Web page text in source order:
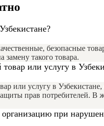
безопасные
замену такого товара.
или услугу в
или услугу в
прав потребителей. В
при